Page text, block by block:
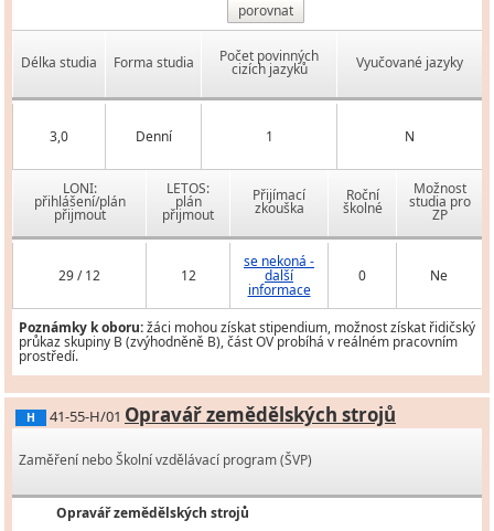
porovnat
Délka studia Forma studia Počet povinných
cizích jazyků Vyučované jazyky
3,0 Denní 1 N
LONI:
přihlášení/plán
přijmout
LETOS:
plán
přijmout
Přijímací
zkouška
Roční
školné
Možnost
studia pro
ZP
29 / 12 12
se nekoná -
další
informace
0 Ne
Poznámky k oboru:žáci mohou získat stipendium, možnost získat řidičský
průkaz skupiny B (zvýhodněně B), část OV probíhá v reálném pracovním
prostředí.
H 41-55-H/01 Opravář zemědělských strojů
Zaměření nebo Školní vzdělávací program (ŠVP)
Opravář zemědělských strojů